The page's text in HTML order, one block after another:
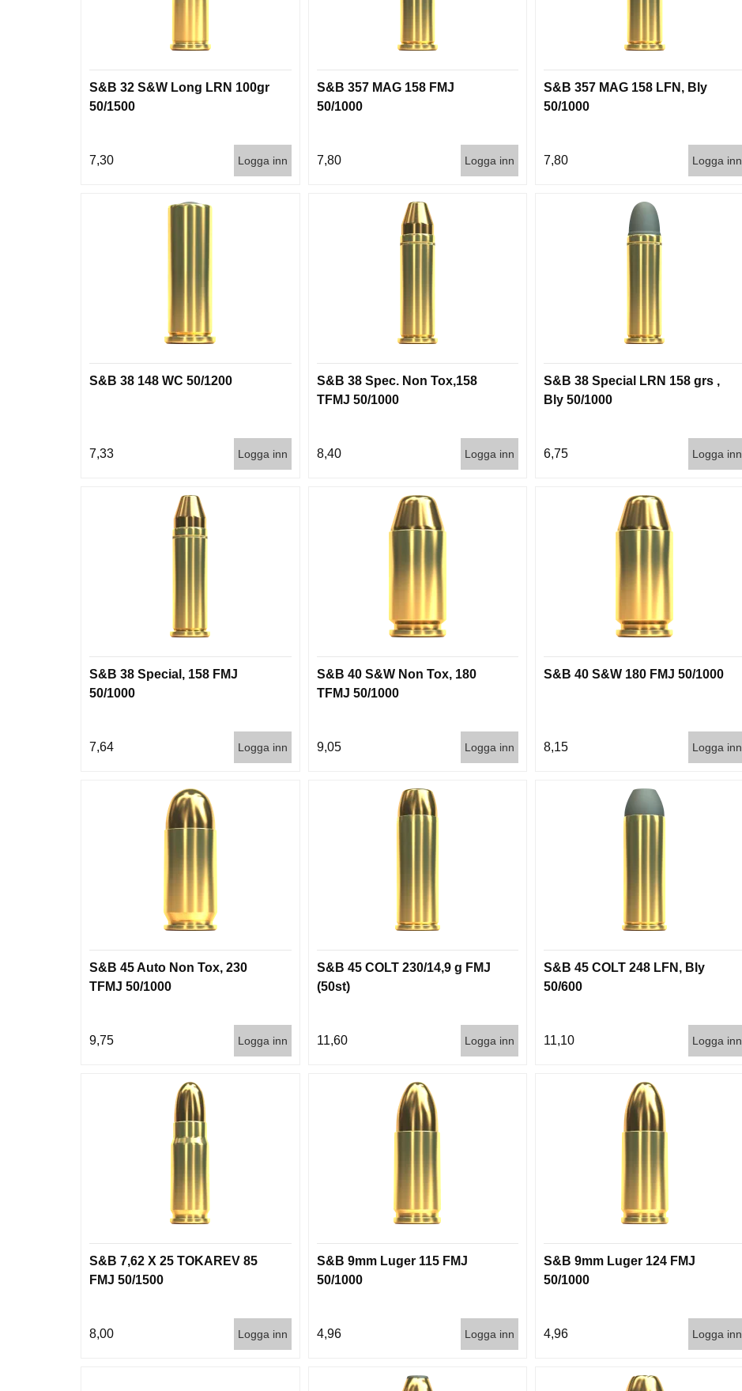
S&B 32 S&W Long LRN 100gr
50/1500
7,30 Logga inn
S&B 357 MAG 158 FMJ
50/1000
7,80 Logga inn
S&B 357 MAG 158 LFN, Bly
50/1000
7,80 Logga inn
S&B 38 148 WC 50/1200
7,33 Logga inn
S&B 38 Spec. Non Tox,158
TFMJ 50/1000
8,40 Logga inn
S&B 38 Special LRN 158 grs ,
Bly 50/1000
6,75 Logga inn
S&B 38 Special, 158 FMJ
50/1000
7,64 Logga inn
S&B 40 S&W Non Tox, 180
TFMJ 50/1000
9,05 Logga inn
S&B 40 S&W 180 FMJ 50/1000
8,15 Logga inn
S&B 45 Auto Non Tox, 230
TFMJ 50/1000
9,75 Logga inn
S&B 45 COLT 230/14,9 g FMJ
(50st)
11,60 Logga inn
S&B 45 COLT 248 LFN, Bly
50/600
11,10 Logga inn
S&B 7,62 X 25 TOKAREV 85
FMJ 50/1500
8,00 Logga inn
S&B 9mm Luger 115 FMJ
50/1000
4,96 Logga inn
S&B 9mm Luger 124 FMJ
50/1000
4,96 Logga inn